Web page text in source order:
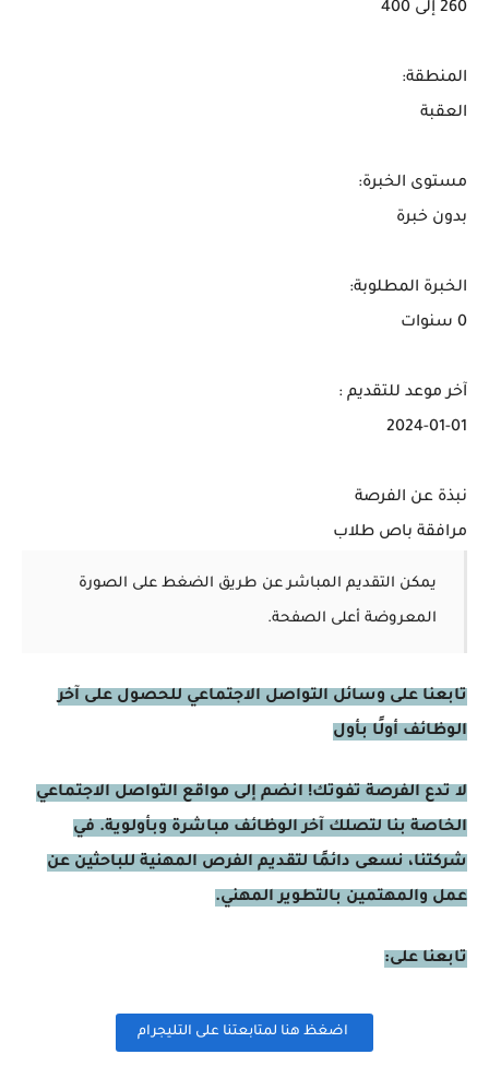
260 إلى 400
المنطقة:
العقبة
مستوى الخبرة:
بدون خبرة
الخبرة المطلوبة:
0 سنوات
آخر موعد للتقديم :
2024-01-01
نبذة عن الفرصة
مرافقة باص طلاب
يمكن التقديم المباشر عن طريق الضغط على الصورة
المعروضة أعلى الصفحة.
تابعنا على وسائل التواصل الاجتماعي للحصول على آخر
الوظائف أولًا بأول
لا تدع الفرصة تفوتك! انضم إلى مواقع التواصل الاجتماعي
الخاصة بنا لتصلك آخر الوظائف مباشرة وبأولوية. في
شركتنا، نسعى دائمًا لتقديم الفرص المهنية للباحثين عن
عمل والمهتمين بالتطوير المهني.
تابعنا على:
اضغظ هنا لمتابعتنا على التليجرام